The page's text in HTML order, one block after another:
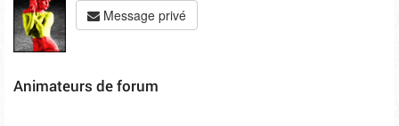
Message privé
Animateurs de forum